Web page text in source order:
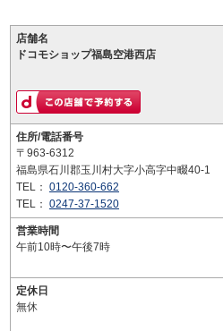
店舗名
ドコモショップ福島空港西店
住所/電話番号
〒963-6312
福島県石川郡玉川村大字小高字中畷40-1
TEL： 0120-360-662
TEL： 0247-37-1520
営業時間
午前10時〜午後7時
定休日
無休